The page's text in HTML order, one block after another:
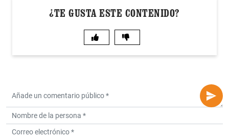
¿TE GUSTA ESTE CONTENIDO?